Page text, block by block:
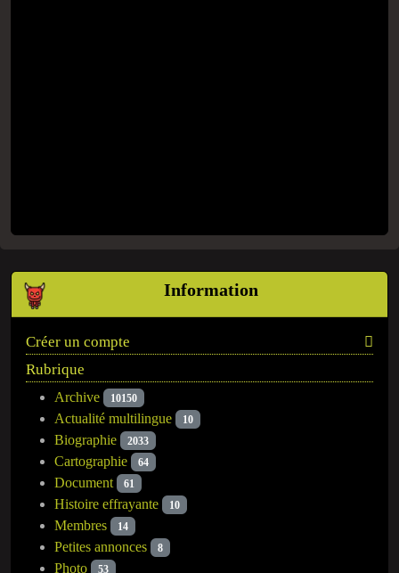
Information
Créer un compte
Rubrique
Archive 10150
Actualité multilingue 10
Biographie 2033
Cartographie 64
Document 61
Histoire effrayante 10
Membres 14
Petites annonces 8
Photo 53